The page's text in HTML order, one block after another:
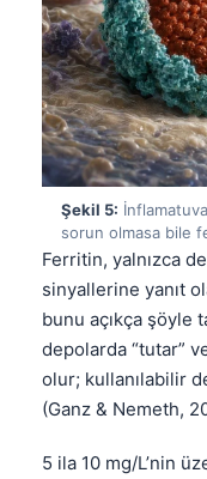
Şekil 5:
sorun olmasa bile
Ferritin, yalnızca
sinyallerine yanıt
bunu açıkça şöyle
depolarda “tutar”
olur; kullanılabilir
(Ganz & Nemeth,
5 ila 10 mg/L’nin